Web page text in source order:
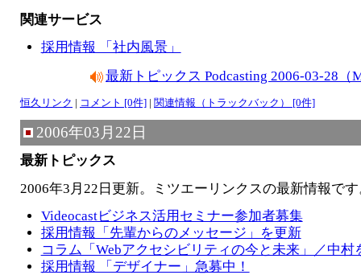
関連サービス
採用情報 「社内風景」
最新トピックス Podcasting 2006-03-28（
恒久リンク コメント [0件] 関連情報（トラックバック） [0件]
2006年03月22日
最新トピックス
2006年3月22日更新。ミツエーリンクスの最新情報で
Videocastビジネス活用セミナー参加者募集
採用情報「先輩からのメッセージ」を更新
コラム「Webアクセシビリティの今と未来」／中村
採用情報 「デザイナー」急募中！